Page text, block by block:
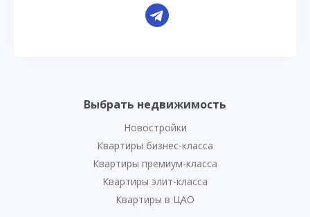
Выбрать недвижимость
Новостройки
Квартиры бизнес-класса
Квартиры премиум-класса
Квартиры элит-класса
Квартиры в ЦАО